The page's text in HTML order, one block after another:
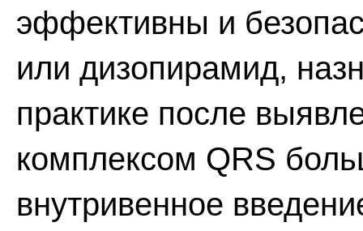
эффективны и
или дизопирамид,
практике после
комплексом QRS
внутривенное